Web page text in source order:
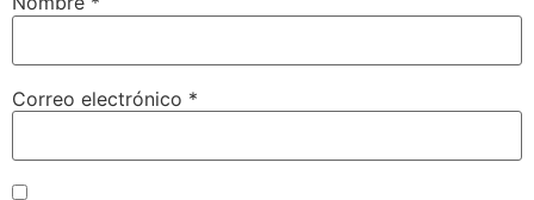
Correo electrónico *